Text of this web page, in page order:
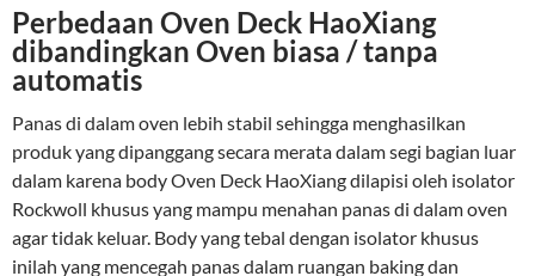
Perbedaan Oven Deck HaoXiang
dibandingkan Oven biasa / tanpa
automatis
Panas di dalam oven lebih stabil sehingga menghasilkan
produk yang dipanggang secara merata dalam segi bagian luar
dalam karena body Oven Deck HaoXiang dilapisi oleh isolator
Rockwoll khusus yang mampu menahan panas di dalam oven
agar tidak keluar. Body yang tebal dengan isolator khusus
inilah yang mencegah panas dalam ruangan baking dan